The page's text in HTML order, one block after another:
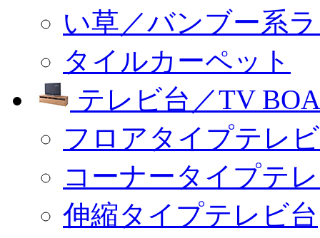
い草／バンブー系
タイルカーペット
テレビ台／TV
フロアタイプテレ
コーナータイプテ
伸縮タイプテレビ台